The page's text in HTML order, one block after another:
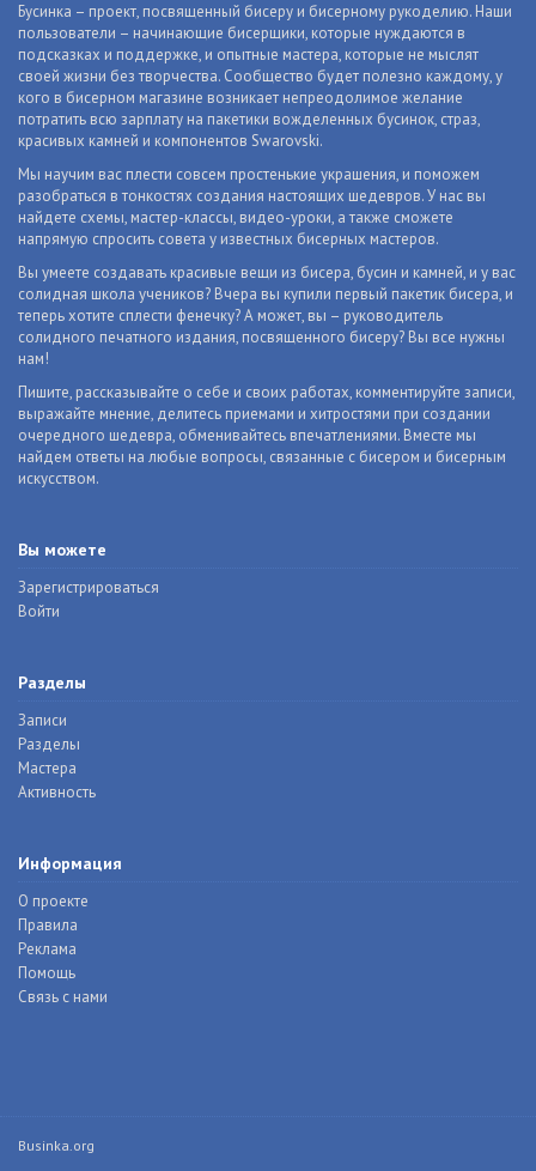
Бусинка – проект, посвященный бисеру и бисерному рукоделию. Наши
пользователи – начинающие бисерщики, которые нуждаются в
подсказках и поддержке, и опытные мастера, которые не мыслят
своей жизни без творчества. Сообщество будет полезно каждому, у
кого в бисерном магазине возникает непреодолимое желание
потратить всю зарплату на пакетики вожделенных бусинок, страз,
красивых камней и компонентов Swarovski.
Мы научим вас плести совсем простенькие украшения, и поможем
разобраться в тонкостях создания настоящих шедевров. У нас вы
найдете схемы, мастер-классы, видео-уроки, а также сможете
напрямую спросить совета у известных бисерных мастеров.
Вы умеете создавать красивые вещи из бисера, бусин и камней, и у вас
солидная школа учеников? Вчера вы купили первый пакетик бисера, и
теперь хотите сплести фенечку? А может, вы – руководитель
солидного печатного издания, посвященного бисеру? Вы все нужны
нам!
Пишите, рассказывайте о себе и своих работах, комментируйте записи,
выражайте мнение, делитесь приемами и хитростями при создании
очередного шедевра, обменивайтесь впечатлениями. Вместе мы
найдем ответы на любые вопросы, связанные с бисером и бисерным
искусством.
Вы можете
Зарегистрироваться
Войти
Разделы
Записи
Разделы
Мастера
Активность
Информация
О проекте
Правила
Реклама
Помощь
Связь с нами
Businka.org